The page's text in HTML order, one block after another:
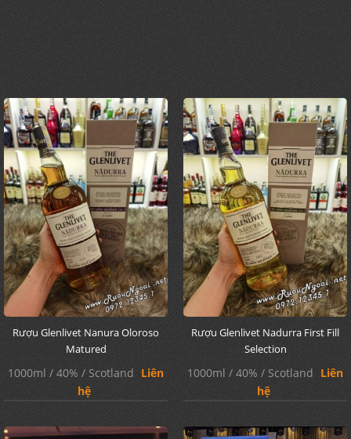
Rượu Glenlivet Nanura Oloroso
Matured
1000ml / 40% / Scotland Liên
hệ
Rượu Glenlivet Nadurra First Fill
Selection
1000ml / 40% / Scotland Liên
hệ